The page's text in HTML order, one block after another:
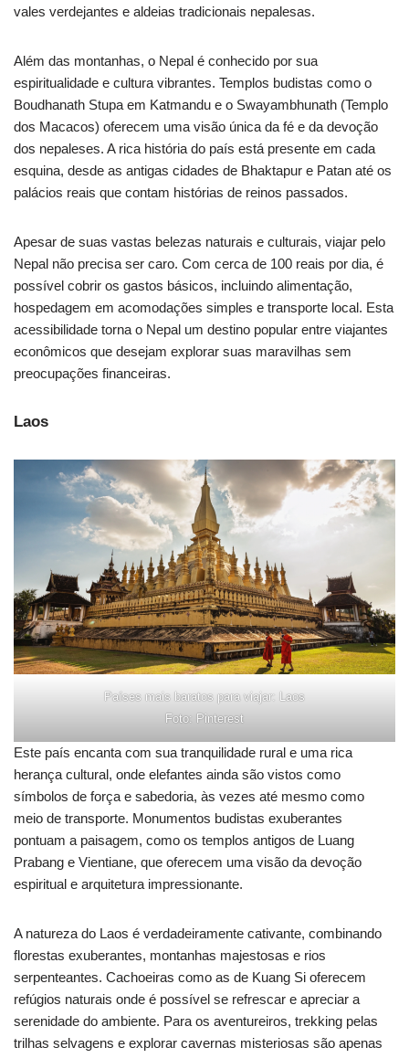
vales verdejantes e aldeias tradicionais nepalesas.
Além das montanhas, o Nepal é conhecido por sua
espiritualidade e cultura vibrantes. Templos budistas como o
Boudhanath Stupa em Katmandu e o Swayambhunath (Templo
dos Macacos) oferecem uma visão única da fé e da devoção
dos nepaleses. A rica história do país está presente em cada
esquina, desde as antigas cidades de Bhaktapur e Patan até os
palácios reais que contam histórias de reinos passados.
Apesar de suas vastas belezas naturais e culturais, viajar pelo
Nepal não precisa ser caro. Com cerca de 100 reais por dia, é
possível cobrir os gastos básicos, incluindo alimentação,
hospedagem em acomodações simples e transporte local. Esta
acessibilidade torna o Nepal um destino popular entre viajantes
econômicos que desejam explorar suas maravilhas sem
preocupações financeiras.
Laos
Países mais baratos para viajar: Laos
Foto: Pinterest
Este país encanta com sua tranquilidade rural e uma rica
herança cultural, onde elefantes ainda são vistos como
símbolos de força e sabedoria, às vezes até mesmo como
meio de transporte. Monumentos budistas exuberantes
pontuam a paisagem, como os templos antigos de Luang
Prabang e Vientiane, que oferecem uma visão da devoção
espiritual e arquitetura impressionante.
A natureza do Laos é verdadeiramente cativante, combinando
florestas exuberantes, montanhas majestosas e rios
serpenteantes. Cachoeiras como as de Kuang Si oferecem
refúgios naturais onde é possível se refrescar e apreciar a
serenidade do ambiente. Para os aventureiros, trekking pelas
trilhas selvagens e explorar cavernas misteriosas são apenas